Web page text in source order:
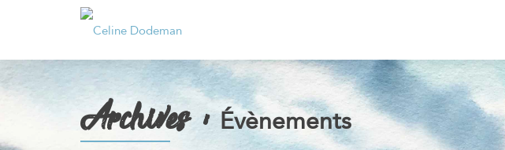
Archives :Évènements